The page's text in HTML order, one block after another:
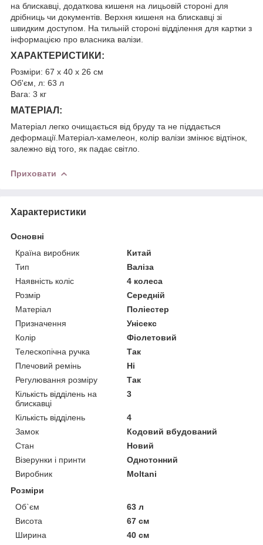
на блискавці, додаткова кишеня на лицьовій стороні для
дрібниць чи документів. Верхня кишеня на блискавці зі
швидким доступом. На тильній стороні відділення для картки з
інформацією про власника валізи.
ХАРАКТЕРИСТИКИ:
Розміри: 67 х 40 х 26 см
Об'єм, л: 63 л
Вага: 3 кг
МАТЕРІАЛ:
Матеріал легко очищається від бруду та не піддається
деформації.Матеріал-хамелеон, колір валізи змінює відтінок,
залежно від того, як падає світло.
Приховати
Характеристики
Основні
Країна виробник
Китай
Тип
Валіза
Наявність коліс
4 колеса
Розмір
Середній
Матеріал
Поліестер
Призначення
Унісекс
Колір
Фіолетовий
Телескопічна ручка
Так
Плечовий ремінь
Ні
Регулювання розміру
Так
Кількість відділень на
блискавці
3
Кількість відділень
4
Замок
Кодовий вбудований
Стан
Новий
Візерунки і принти
Однотонний
Виробник
Moltani
Розміри
Об`єм
63 л
Висота
67 см
Ширина
40 см